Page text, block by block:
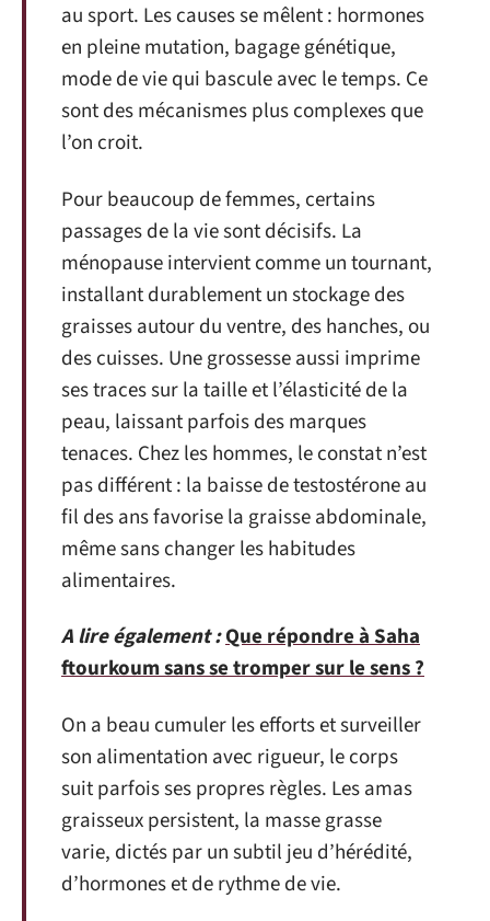
au sport. Les causes se mêlent : hormones
en pleine mutation, bagage génétique,
mode de vie qui bascule avec le temps. Ce
sont des mécanismes plus complexes que
l’on croit.
Pour beaucoup de femmes, certains
passages de la vie sont décisifs. La
ménopause intervient comme un tournant,
installant durablement un stockage des
graisses autour du ventre, des hanches, ou
des cuisses. Une grossesse aussi imprime
ses traces sur la taille et l’élasticité de la
peau, laissant parfois des marques
tenaces. Chez les hommes, le constat n’est
pas différent : la baisse de testostérone au
fil des ans favorise la graisse abdominale,
même sans changer les habitudes
alimentaires.
A lire également :Que répondre à Saha
ftourkoum sans se tromper sur le sens ?
On a beau cumuler les efforts et surveiller
son alimentation avec rigueur, le corps
suit parfois ses propres règles. Les amas
graisseux persistent, la masse grasse
varie, dictés par un subtil jeu d’hérédité,
d’hormones et de rythme de vie.